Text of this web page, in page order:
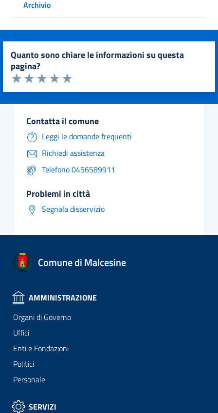
Archivio
quanto sono chiare le informazioni su questa
pagina?
Valuta da 1 a 5 stelle la pagina
Valuta 5 stelle su 5
Valuta 4 stelle su 5
Valuta 3 stelle su 5
Valuta 2 stelle su 5
Valuta 1 stelle su 5
contatta il comune
Leggi le domande frequenti
Richiedi assistenza
Telefono 0456589911
problemi in città
Segnala disservizio
Comune di Malcesine
AMMINISTRAZIONE
Organi di Governo
Uffici
Enti e Fondazioni
Politici
Personale
SERVIZI